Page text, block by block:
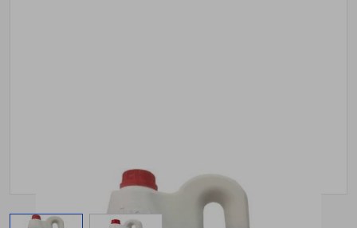
View larger imageView larger image